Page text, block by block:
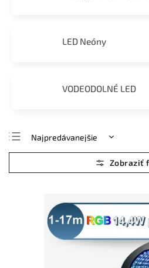
LED Neóny
VODEODOLNÉ LED
Najpredávanejšie
Najlacnejšie
Najdrahšie